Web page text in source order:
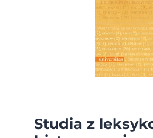
Studia z